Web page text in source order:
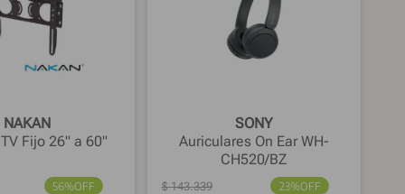
NAKAN
Fijo 26" a 60"
56%OFF
SONY
Auriculares On Ear WH-
CH520/BZ
$ 143.339 23%OFF